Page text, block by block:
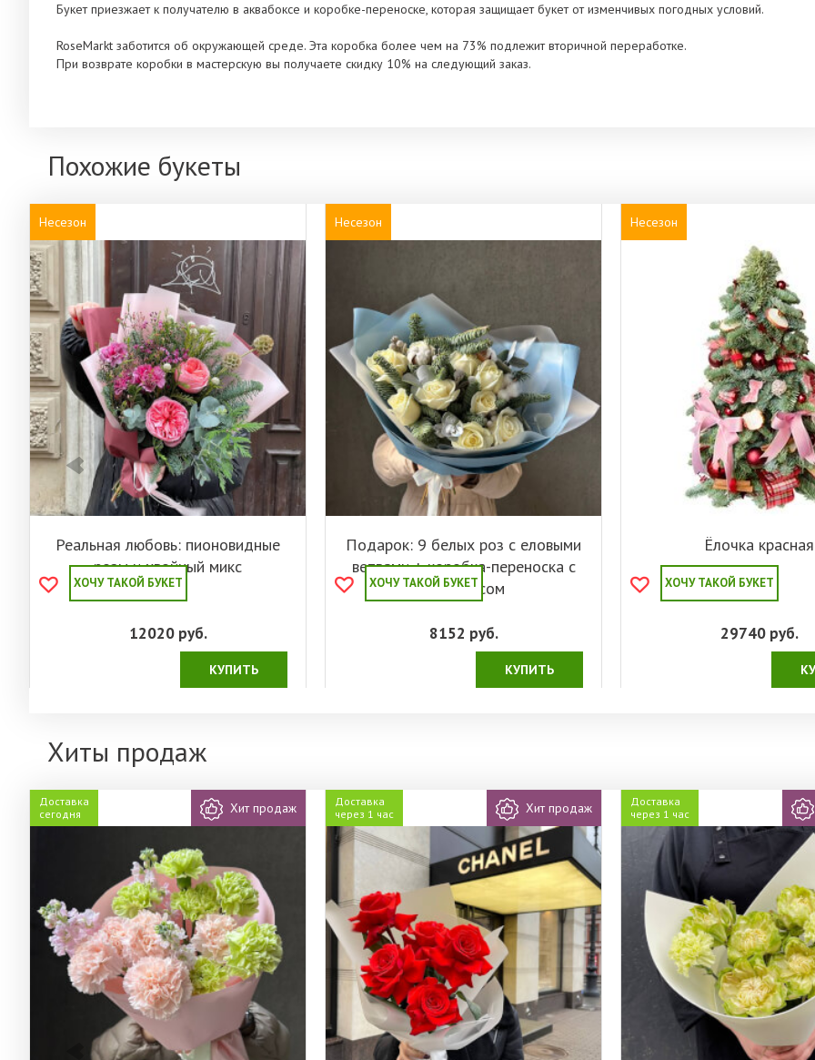
Букет приезжает к получателю в аквабоксе и коробке-переноске, которая защищает букет от изменчивых погодных условий.
RoseMarkt заботится об окружающей среде. Эта коробка более чем на 73% подлежит вторичной переработке.
При возврате коробки в мастерскую вы получаете скидку 10% на следующий заказ.
Похожие букеты
Несезон
Реальная любовь: пионовидные
розы и хвойный микс
12020руб.
ХОЧУ ТАКОЙ БУКЕТ
КУПИТЬ
Несезон
Подарок: 9 белых роз с еловыми
ветвями + коробка-переноска с
аквабоксом
8152 руб.
ХОЧУ ТАКОЙ БУКЕТ
КУПИТЬ
Несезон
Ёлочка красная
29740руб.
ХОЧУ ТАКОЙ БУКЕТ
Хиты продаж
Доставка
сегодня
Хит продаж
Доставка
через 1 час
Хит продаж
Доставка
через 1 час